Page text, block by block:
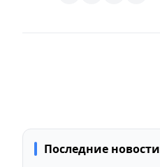
Последние новости